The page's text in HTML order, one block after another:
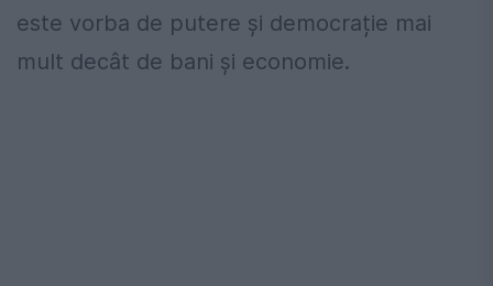
este vorba de putere și democrație mai
mult decât de bani și economie.